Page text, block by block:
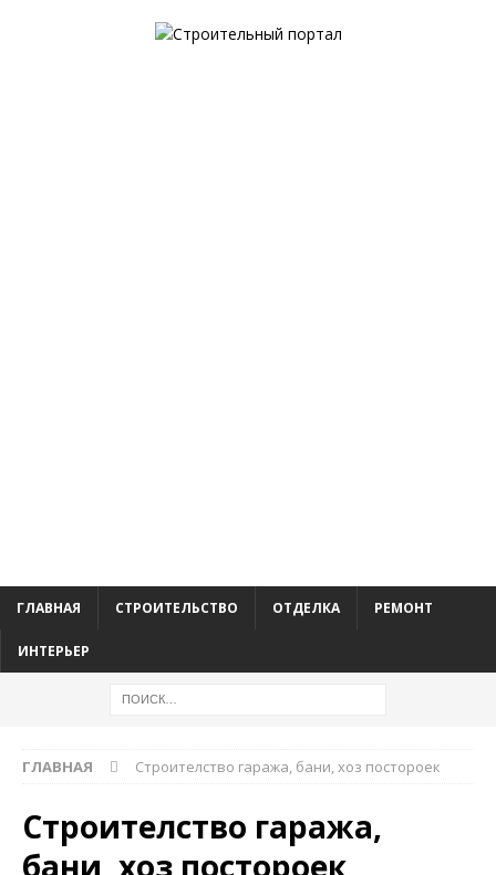
ГЛАВНАЯ СТРОИТЕЛЬСТВО ОТДЕЛКА РЕМОНТ
ИНТЕРЬЕР
ГЛАВНАЯ Строителство гаража, бани, хоз постороек
Строителство гаража,
бани, хоз постороек